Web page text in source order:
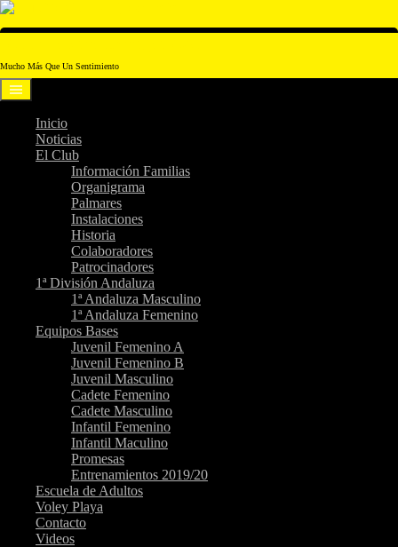
Saltar
Mucho Más Que Un Sentimiento
Inicio
Noticias
El Club
Información Familias
Organigrama
Palmares
Instalaciones
Historia
Colaboradores
Patrocinadores
1ª División Andaluza
1ª Andaluza Masculino
1ª Andaluza Femenino
Equipos Bases
Juvenil Femenino A
Juvenil Femenino B
Juvenil Masculino
Cadete Femenino
Cadete Masculino
Infantil Femenino
Infantil Maculino
Promesas
Entrenamientos 2019/20
Escuela de Adultos
Voley Playa
Contacto
Videos